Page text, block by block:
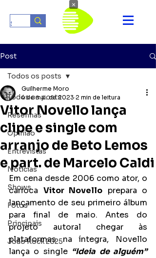
Post
Todos os posts
Resenhas
Opinião
Entrevistas
Notícias
Shows
Fotos
Principais
João Rock 2025
Todos os posts
Vitor Novello lança
clipe e single com
arranjo de Beto Lemos
e part. de Marcelo Caldi
Guilherme Moro
4 de mai. de 2023 2 min de leitura
Em cena desde 2006 como ator, o
carioca Vitor Novello prepara o
lançamento de seu primeiro álbum
para final de maio. Antes do
projeto autoral chegar às
plataformas na íntegra, Novello
lança o single “Ideia de alguém”
×